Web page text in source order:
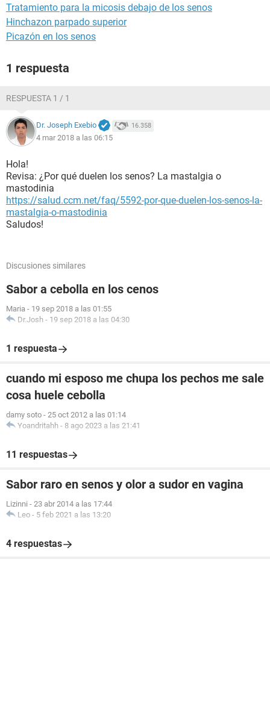
Tratamiento para la micosis debajo de los senos
Hinchazon parpado superior
Picazón en los senos
1 respuesta
RESPUESTA 1 / 1
Dr. Joseph Exebio 16.358
4 mar 2018 a las 06:15
Hola!
Revisa: ¿Por qué duelen los senos? La mastalgia o
mastodinia
https://salud.ccm.net/faq/5592-por-que-duelen-los-senos-la-
mastalgia-o-mastodinia
Saludos!
Discusiones similares
Sabor a cebolla en los cenos
Maria - 19 sep 2018 a las 01:55
Dr.Josh - 19 sep 2018 a las 04:30
1 respuesta
cuando mi esposo me chupa los pechos me sale
cosa huele cebolla
damy soto - 25 oct 2012 a las 01:14
Yoandritahh - 8 ago 2023 a las 21:41
11 respuestas
Sabor raro en senos y olor a sudor en vagina
Lizinni - 23 abr 2014 a las 17:44
Leo - 5 feb 2021 a las 13:20
4 respuestas